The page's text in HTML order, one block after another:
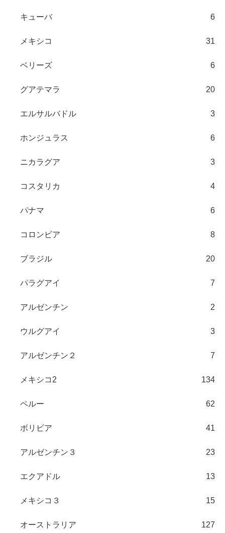
キューバ 6
メキシコ 31
ベリーズ 6
グアテマラ 20
エルサルバドル 3
ホンジュラス 6
ニカラグア 3
コスタリカ 4
パナマ 6
コロンビア 8
ブラジル 20
パラグアイ 7
アルゼンチン 2
ウルグアイ 3
アルゼンチン２ 7
メキシコ2 134
ペルー 62
ボリビア 41
アルゼンチン３ 23
エクアドル 13
メキシコ３ 15
オーストラリア 127